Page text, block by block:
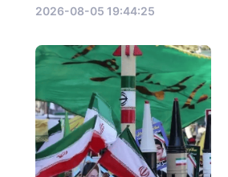
2026-08-05 19:44:25